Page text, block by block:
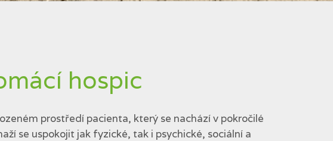
hospic
prostředí pacienta, který se nachází v pokročilé
se uspokojit jak fyzické, tak i psychické, sociální a